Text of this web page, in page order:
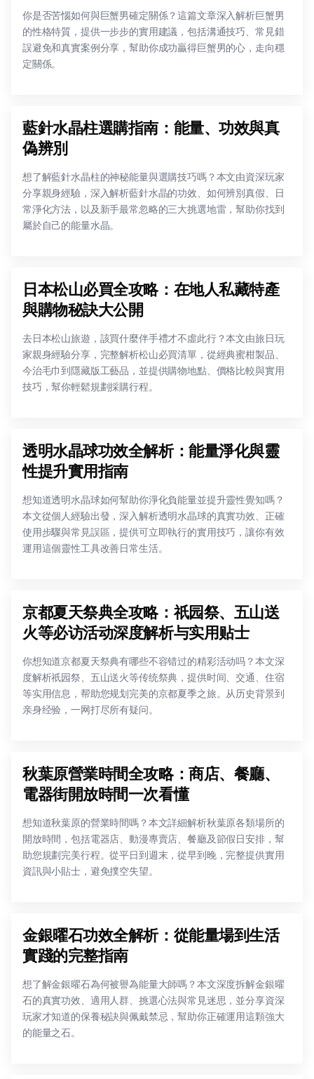
你是否苦惱如何與巨蟹男確定關係？這篇文章深入解析巨蟹男
的性格特質，提供一步步的實用建議，包括溝通技巧、常見錯
誤避免和真實案例分享，幫助你成功贏得巨蟹男的心，走向穩
定關係。
藍針水晶柱選購指南：能量、功效與真
偽辨別
想了解藍針水晶柱的神秘能量與選購技巧嗎？本文由資深玩家
分享親身經驗，深入解析藍針水晶的功效、如何辨別真假、日
常淨化方法，以及新手最常忽略的三大挑選地雷，幫助你找到
屬於自己的能量水晶。
日本松山必買全攻略：在地人私藏特產
與購物秘訣大公開
去日本松山旅遊，該買什麼伴手禮才不虛此行？本文由旅日玩
家親身經驗分享，完整解析松山必買清單，從經典蜜柑製品、
今治毛巾到隱藏版工藝品，並提供購物地點、價格比較與實用
技巧，幫你輕鬆規劃採購行程。
透明水晶球功效全解析：能量淨化與靈
性提升實用指南
想知道透明水晶球如何幫助你淨化負能量並提升靈性覺知嗎？
本文從個人經驗出發，深入解析透明水晶球的真實功效、正確
使用步驟與常見誤區，提供可立即執行的實用技巧，讓你有效
運用這個靈性工具改善日常生活。
京都夏天祭典全攻略：祇园祭、五山送
火等必访活动深度解析与实用贴士
你想知道京都夏天祭典有哪些不容错过的精彩活动吗？本文深
度解析祇园祭、五山送火等传统祭典，提供时间、交通、住宿
等实用信息，帮助您规划完美的京都夏季之旅。从历史背景到
亲身经验，一网打尽所有疑问。
秋葉原營業時間全攻略：商店、餐廳、
電器街開放時間一次看懂
想知道秋葉原的營業時間嗎？本文詳細解析秋葉原各類場所的
開放時間，包括電器店、動漫專賣店、餐廳及節假日安排，幫
助您規劃完美行程。從平日到週末，從早到晚，完整提供實用
資訊與小貼士，避免撲空失望。
金銀曜石功效全解析：從能量場到生活
實踐的完整指南
想了解金銀曜石為何被譽為能量大師嗎？本文深度拆解金銀曜
石的真實功效、適用人群、挑選心法與常見迷思，並分享資深
玩家才知道的保養秘訣與佩戴禁忌，幫助你正確運用這顆強大
的能量之石。